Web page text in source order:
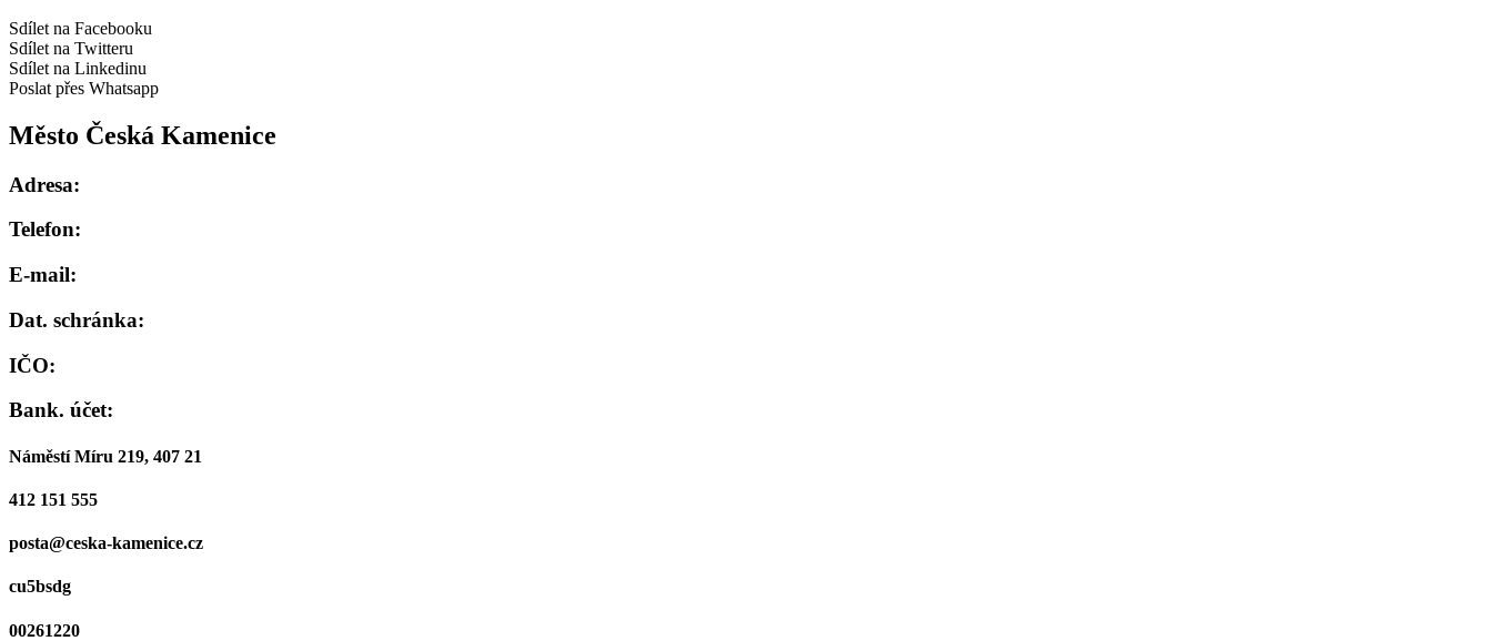
Sdílet na Facebooku
Sdílet na Twitteru
Sdílet na Linkedinu
Poslat přes Whatsapp
Město Česká Kamenice
Adresa:
Telefon:
E-mail:
Dat. schránka:
IČO:
Bank. účet:
Náměstí Míru 219, 407 21
412 151 555
posta@ceska-kamenice.cz
cu5bsdg
00261220